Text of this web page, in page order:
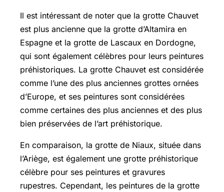
Il est intéressant de noter que la grotte Chauvet
est plus ancienne que la grotte d’Altamira en
Espagne et la grotte de Lascaux en Dordogne,
qui sont également célèbres pour leurs peintures
préhistoriques. La grotte Chauvet est considérée
comme l’une des plus anciennes grottes ornées
d’Europe, et ses peintures sont considérées
comme certaines des plus anciennes et des plus
bien préservées de l’art préhistorique.
En comparaison, la grotte de Niaux, située dans
l’Ariège, est également une grotte préhistorique
célèbre pour ses peintures et gravures
rupestres. Cependant, les peintures de la grotte